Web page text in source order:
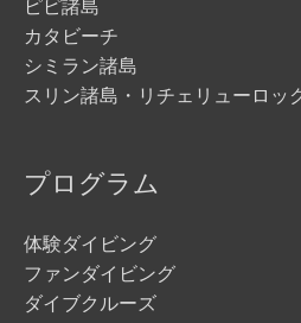
ピピ諸島
カタビーチ
シミラン諸島
スリン諸島・リチェリューロッ
プログラム
体験ダイビング
ファンダイビング
ダイブクルーズ